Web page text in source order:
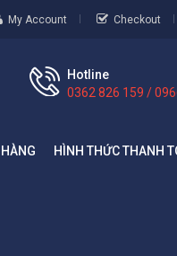
My Account Checkout
Hotline
0362 826 159 /
HÌNH THỨC THANH